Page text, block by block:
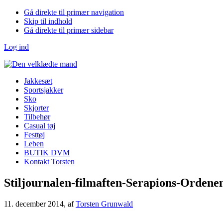
Gå direkte til primær navigation
Skip til indhold
Gå direkte til primær sidebar
Log ind
Jakkesæt
Sportsjakker
Sko
Skjorter
Tilbehør
Casual tøj
Festtøj
Leben
BUTIK DVM
Kontakt Torsten
Stiljournalen-filmaften-Serapions-
11. december 2014, afTorsten Grunwald